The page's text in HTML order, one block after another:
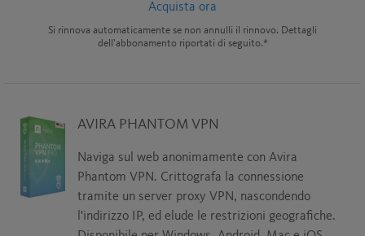
Acquista ora
Si rinnova automaticamente se non annulli il rinnovo. Dettagli
dell’abbonamento riportati di seguito.*
AVIRA PHANTOM VPN
Naviga sul web anonimamente con Avira
Phantom VPN. Crittografa la connessione
tramite un server proxy VPN, nascondendo
l'indirizzo IP, ed elude le restrizioni geografiche.